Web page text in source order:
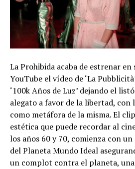
La Prohibida acaba de estrenar
YouTube el vídeo de ‘La
‘100k Años de Luz’ dejando el
alegato a favor de la libertad, con
como metáfora de la misma. El
estética que puede recordar al
los años 60 y 70, comienza con
del Planeta Mundo Ideal
un complot contra el planeta,